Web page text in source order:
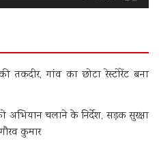
तकदीर, गांव का छोटा रेस्टोरेंट बना
को अभियान चलाने के निर्देश, सड़क सुरक्षा
कुमार